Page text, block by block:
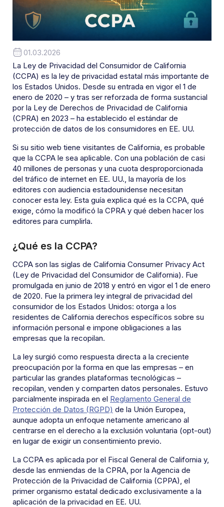
01.03.2026
La Ley de Privacidad del Consumidor de California
(CCPA) es la ley de privacidad estatal más importante de
los Estados Unidos. Desde su entrada en vigor el 1 de
enero de 2020 – y tras ser reforzada de forma sustancial
por la Ley de Derechos de Privacidad de California
(CPRA) en 2023 – ha establecido el estándar de
protección de datos de los consumidores en EE. UU.
Si su sitio web tiene visitantes de California, es probable
que la CCPA le sea aplicable. Con una población de casi
40 millones de personas y una cuota desproporcionada
del tráfico de internet en EE. UU., la mayoría de los
editores con audiencia estadounidense necesitan
conocer esta ley. Esta guía explica qué es la CCPA, qué
exige, cómo la modificó la CPRA y qué deben hacer los
editores para cumplirla.
¿Qué es la CCPA?
CCPA son las siglas de California Consumer Privacy Act
(Ley de Privacidad del Consumidor de California). Fue
promulgada en junio de 2018 y entró en vigor el 1 de enero
de 2020. Fue la primera ley integral de privacidad del
consumidor de los Estados Unidos: otorga a los
residentes de California derechos específicos sobre su
información personal e impone obligaciones a las
empresas que la recopilan.
La ley surgió como respuesta directa a la creciente
preocupación por la forma en que las empresas – en
particular las grandes plataformas tecnológicas –
recopilan, venden y comparten datos personales. Estuvo
parcialmente inspirada en el Reglamento General de
Protección de Datos (RGPD) de la Unión Europea,
aunque adopta un enfoque netamente americano al
centrarse en el derecho a la exclusión voluntaria (opt-out)
en lugar de exigir un consentimiento previo.
La CCPA es aplicada por el Fiscal General de California y,
desde las enmiendas de la CPRA, por la Agencia de
Protección de la Privacidad de California (CPPA), el
primer organismo estatal dedicado exclusivamente a la
aplicación de la privacidad en EE. UU.